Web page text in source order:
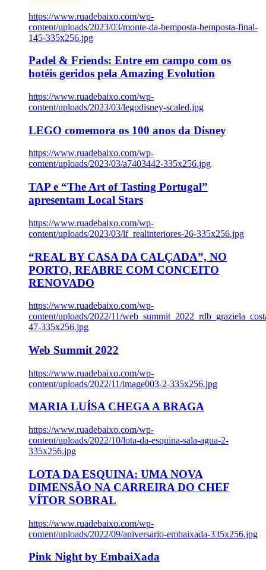
https://www.ruadebaixo.com/wp-
content/uploads/2023/03/monte-da-bemposta-bemposta-final-
145-335x256.jpg
Padel & Friends: Entre em campo com os
hotéis geridos pela Amazing Evolution
https://www.ruadebaixo.com/wp-
content/uploads/2023/03/legodisney-scaled.jpg
LEGO comemora os 100 anos da Disney
https://www.ruadebaixo.com/wp-
content/uploads/2023/03/a7403442-335x256.jpg
TAP e “The Art of Tasting Portugal”
apresentam Local Stars
https://www.ruadebaixo.com/wp-
content/uploads/2023/03/lf_realinteriores-26-335x256.jpg
“REAL BY CASA DA CALÇADA”, NO
PORTO, REABRE COM CONCEITO
RENOVADO
https://www.ruadebaixo.com/wp-
content/uploads/2022/11/
47-335x256.jpg
Web Summit 2022
https://www.ruadebaixo.com/wp-
content/uploads/2022/11/image003-2-335x256.jpg
MARIA LUÍSA CHEGA A BRAGA
https://www.ruadebaixo.com/wp-
content/uploads/2022/10/lota-da-esquina-sala-agua-2-
335x256.jpg
LOTA DA ESQUINA: UMA NOVA
DIMENSÃO NA CARREIRA DO CHEF
VÍTOR SOBRAL
https://www.ruadebaixo.com/wp-
content/uploads/2022/09/aniversario-embaixada-335x256.jpg
Pink Night by EmbaiXada